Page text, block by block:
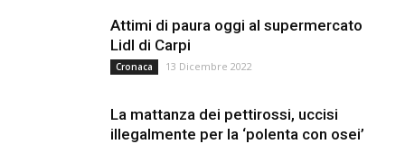
Attimi di paura oggi al supermercato
Lidl di Carpi
Cronaca 13 Dicembre 2022
La mattanza dei pettirossi, uccisi
illegalmente per la ‘polenta con osei’